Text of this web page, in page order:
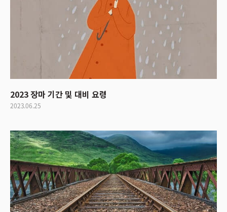
2023 장마 기간 및 대비 요령
2023.06.25